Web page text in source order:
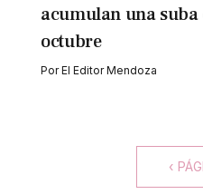
acumulan una suba
octubre
PorEl Editor Mendoza
‹